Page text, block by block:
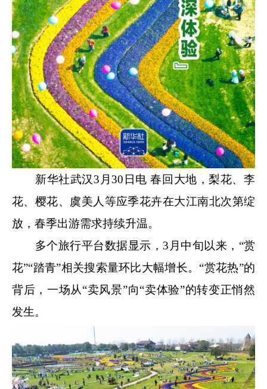
新华社武汉3月30日电 春回大地，梨花、李
花、樱花、虞美人等应季花卉在大江南北次第绽
放，春季出游需求持续升温。
多个旅行平台数据显示，3月中旬以来，“赏
花”“踏青”相关搜索量环比大幅增长。“赏花热”的
背后，一场从“卖风景”向“卖体验”的转变正悄然
发生。